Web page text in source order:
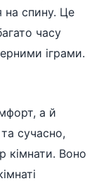
на спину. Це
часу
іграми.
а й
сучасно,
кімнати. Воно